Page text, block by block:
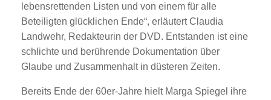
lebensrettenden Listen und von einem für alle
Beteiligten glücklichen Ende“, erläutert Claudia
Landwehr, Redakteurin der DVD. Entstanden ist eine
schlichte und berührende Dokumentation über
Glaube und Zusammenhalt in düsteren Zeiten.
Bereits Ende der 60er-Jahre hielt Marga Spiegel ihre